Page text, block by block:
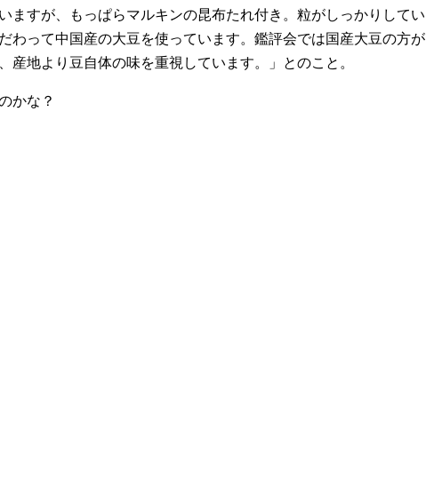
ますが、もっぱらマルキンの昆布たれ付き。粒がしっかりしてい
わって中国産の大豆を使っています。鑑評会では国産大豆の方が
産地より豆自体の味を重視しています。」とのこと。
かな？